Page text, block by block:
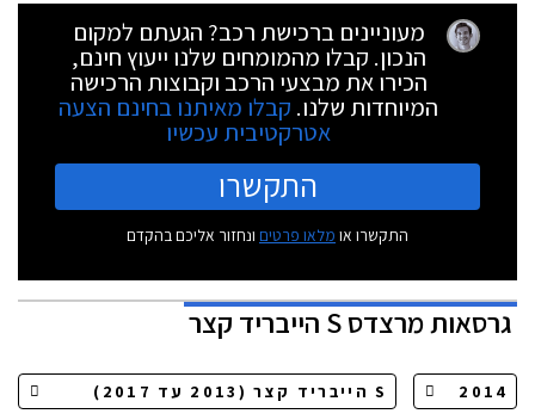
מעוניינים ברכישת רכב? הגעתם למקום
הנכון. קבלו מהמומחים שלנו ייעוץ חינם,
הכירו את מבצעי הרכב וקבוצות הרכישה
המיוחדות שלנו. קבלו מאיתנו בחינם הצעה
אטרקטיבית עכשיו
התקשרו
התקשרו או מלאו פרטים ונחזור אליכם בהקדם
גרסאותמרצדס S הייבריד קצר